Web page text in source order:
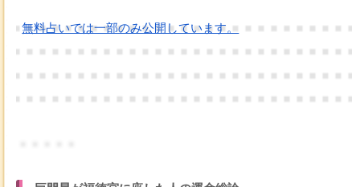
無料占いでは一部のみ公開しています。